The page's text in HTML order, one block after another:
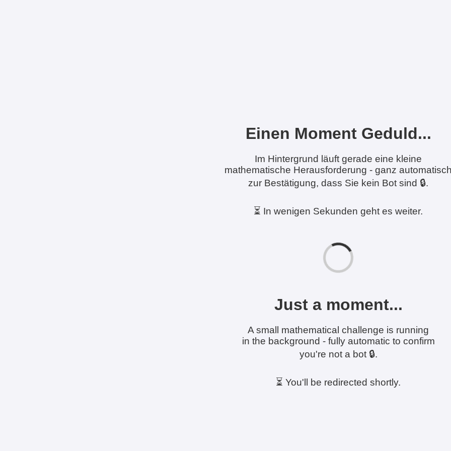
Einen Moment Geduld...
Im Hintergrund läuft gerade eine kleine
mathematische Herausforderung - ganz
zur Bestätigung, dass Sie kein Bot sind 🔒.
⏳ In wenigen Sekunden geht es weiter.
Just a moment...
A small mathematical challenge is running
in the background - fully automatic to confirm
you're not a bot 🔒.
⏳ You'll be redirected shortly.